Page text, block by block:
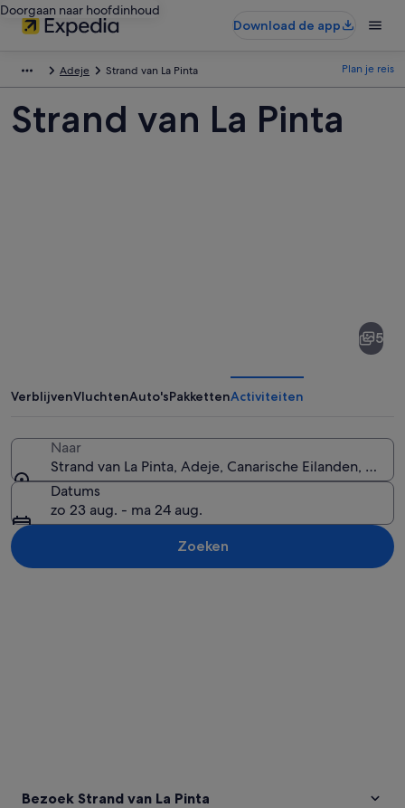
Doorgaan naar hoofdinhoud
Download de app
Adeje Strand van La Pinta Plan je reis
Strand van La Pinta
Pinta
Een strand met palmbomen, een
5
VerblijvenVluchtenAuto'sPakkettenActiviteiten
Naar
Strand van La Pinta, Adeje, Canarische Eilanden,
Datums
zo 23 aug. - ma 24 aug.
Zoeken
Bezoek Strand van La Pinta